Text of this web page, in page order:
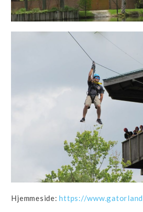
Hjemmeside:https://